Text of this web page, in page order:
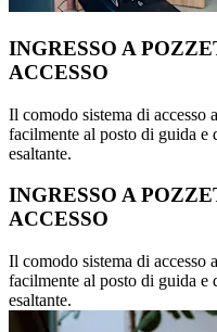
INGRESSO A
ACCESSO
Il comodo sistema di accesso
facilmente al posto di guida e
esaltante.
INGRESSO A
ACCESSO
Il comodo sistema di accesso
facilmente al posto di guida e
esaltante.